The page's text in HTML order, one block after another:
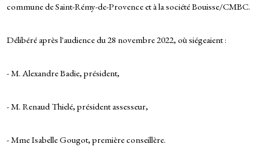
commune de Saint-Rémy-de-Provence et à la société Bouisse/CMBC.
Délibéré après l'audience du 28 novembre 2022, où siégeaient :
- M. Alexandre Badie, président,
- M. Renaud Thielé, président assesseur,
- Mme Isabelle Gougot, première conseillère.